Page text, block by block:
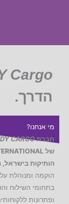
Cargo
הדרך.
מי אנחנו?
חברתCARGO
של
הותיקות בישראל,
הוקמה ומנוהלת על
בתחומי השילוח
ופתרונות